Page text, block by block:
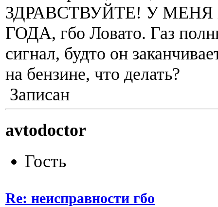
ЗДРАВСТВУЙТЕ! У МЕНЯ
ГОДА, гбо Ловато. Газ
сигнал, будто он
на бензине, что делать?
Записан
avtodoctor
Гость
Re: неисправности гбо